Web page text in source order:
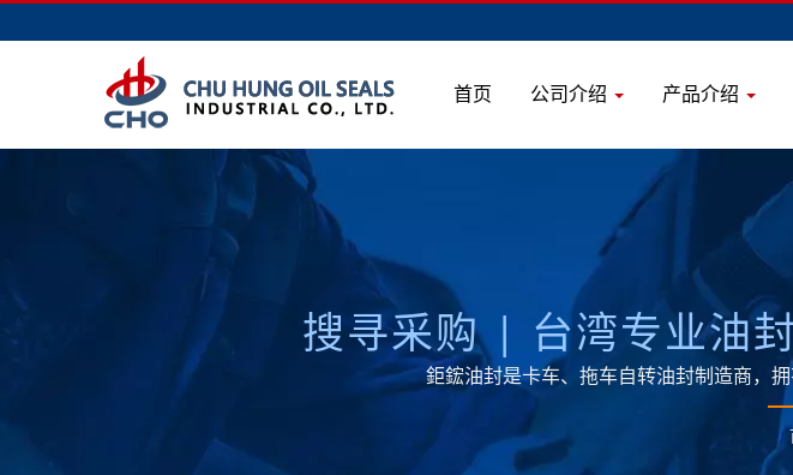
首页 公司介绍 产品介绍
搜寻采购 | 台湾
鉅鋐油封是卡车、拖车自转油封制造商，